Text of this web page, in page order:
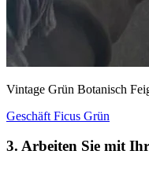
Vintage Grün Botanisch
Geschäft Ficus Grün
3. Arbeiten Sie mit